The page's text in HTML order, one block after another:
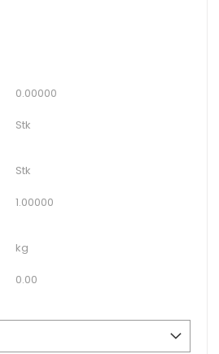
0.00000
Stk
Stk
1.00000
kg
0.00